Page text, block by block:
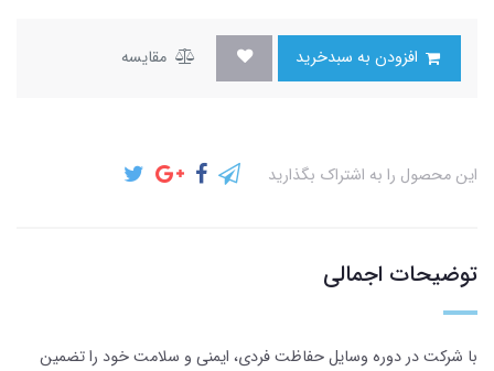
مقایسه
این محصول را به اشتراک بگذارید
توضیحات اجمالی
با شرکت در دوره وسایل حفاظت فردی، ایمنی و سلامت خود را تضمین